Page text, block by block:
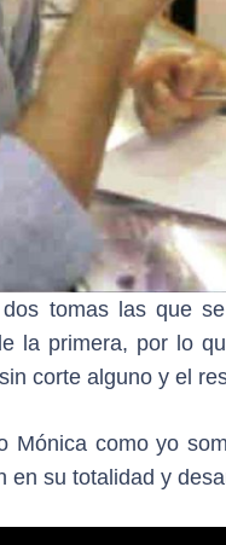
tomas las que
la primera, por lo
corte alguno y el
Mónica como yo
en su totalidad y